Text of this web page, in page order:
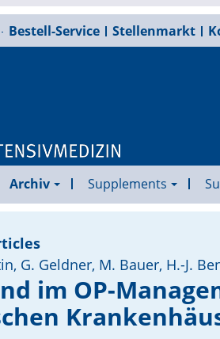
Bestell-Service Stellenmarkt
Archiv Supplements
G. Geldner, M. Bauer, H.-J.
im OP-